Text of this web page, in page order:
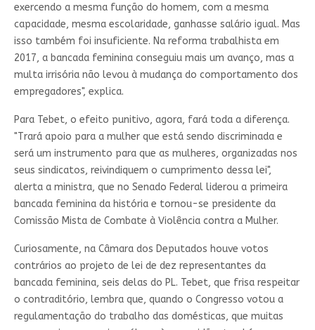
exercendo a mesma função do homem, com a mesma
capacidade, mesma escolaridade, ganhasse salário igual. Mas
isso também foi insuficiente. Na reforma trabalhista em
2017, a bancada feminina conseguiu mais um avanço, mas a
multa irrisória não levou à mudança do comportamento dos
empregadores", explica.
Para Tebet, o efeito punitivo, agora, fará toda a diferença.
"Trará apoio para a mulher que está sendo discriminada e
será um instrumento para que as mulheres, organizadas nos
seus sindicatos, reivindiquem o cumprimento dessa lei",
alerta a ministra, que no Senado Federal liderou a primeira
bancada feminina da história e tornou-se presidente da
Comissão Mista de Combate à Violência contra a Mulher.
Curiosamente, na Câmara dos Deputados houve votos
contrários ao projeto de lei de dez representantes da
bancada feminina, seis delas do PL. Tebet, que frisa respeitar
o contraditório, lembra que, quando o Congresso votou a
regulamentação do trabalho das domésticas, que muitas